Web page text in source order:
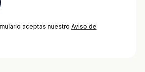
aceptas nuestro Aviso de